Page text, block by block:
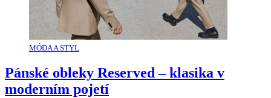
MÓDA A STYL
Pánské obleky Reserved – klasika v
moderním pojetí